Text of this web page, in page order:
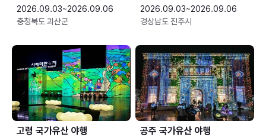
2026.09.03~2026.09.06
충청북도 괴산군
2026.09.03~2026.09.06
경상남도 진주시
고령 국가유산 야행 공주 국가유산 야행